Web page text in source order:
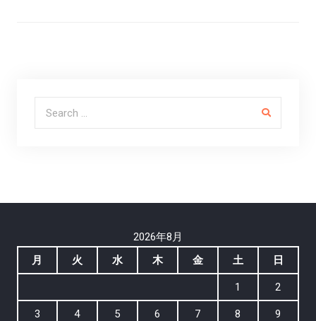
2026年8月
月
火 水 木 金 土 日
1 2
3 4 5 6 7 8 9